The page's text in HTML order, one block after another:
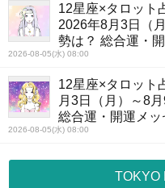
12星座×タロット
2026年8月3日（
勢は？ 総合運・
2026-08-05(水) 08:00
12星座×タロット
月3日（月）～8
総合運・開運メッ
2026-08-05(水) 08:00
TOKYO